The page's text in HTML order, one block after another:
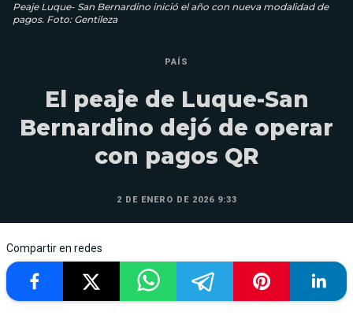
Peaje Luque- San Bernardino inició el año con nueva modalidad de
pagos. Foto: Gentileza
PAÍS
El peaje de Luque-San
Bernardino dejó de operar
con pagos QR
2 DE ENERO DE 2026 9:33
Compartir en redes